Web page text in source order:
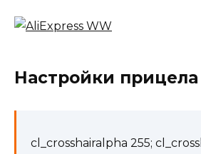
Настройки
cl_crosshairalpha 255;